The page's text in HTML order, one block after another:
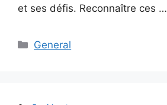
et ses défis. Reconnaître ces …
Categories
General